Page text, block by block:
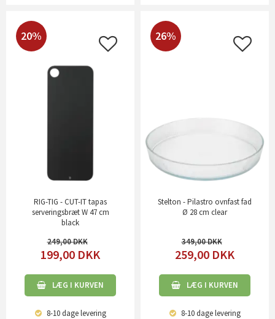
20%
RIG-TIG - CUT-IT tapas
serveringsbræt W 47 cm
black
249,00
199,00 DKK
LÆG I KURVEN
8-10 dagelevering
26%
Stelton - Pilastro ovnfast fad
Ø 28 cm clear
349,00
259,00 DKK
LÆG I KURVEN
8-10 dagelevering